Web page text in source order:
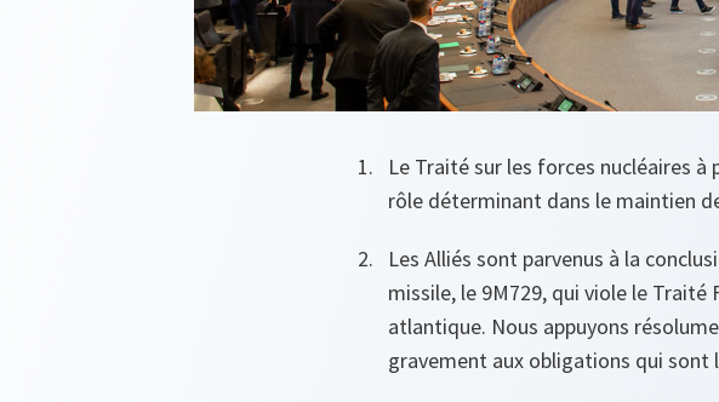
Le Traité sur les forces nucléaires
rôle déterminant dans le maintien
Les Alliés sont parvenus à la
missile, le 9M729, qui viole le
atlantique. Nous appuyons
gravement aux obligations qui sont